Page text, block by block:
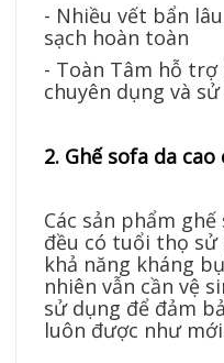
- Nhiều vết bẩn
sạch hoàn toàn
- Toàn Tâm hỗ
chuyên dụng và
2. Ghế sofa da cao
Các sản phẩm
đều có tuổi thọ sử
khả năng kháng
nhiên vẫn cần vệ
sử dụng để đảm
luôn được như